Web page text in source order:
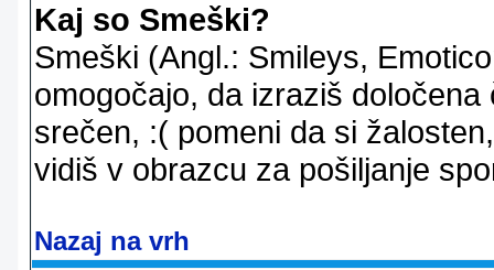
Kaj so Smeški?
Smeški (Angl.: Smileys,
omogočajo, da izraziš
srečen, :( pomeni da si
vidiš v obrazcu za pošiljanje
Nazaj na vrh